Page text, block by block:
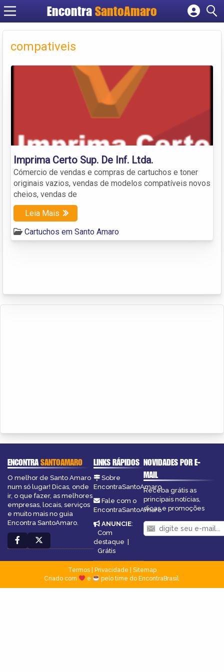
Encontra SantoAmaro
Cadastrar empresa
compativeis
Imprima Certo Sup. De Inf. Ltda.
Cómercio de vendas e compras de cartuchos e toner
originais vazios, vendas de modelos compatíveis novos
cheios, vendas de
Leia Mais
Cartuchos em Santo Amaro
ENCONTRASANTOAMARO
O melhor de Santo Amaro
num só lugar! Dicas, onde
ir, o que fazer, as melhores
empresas, locais, serviços
e muito mais no guia
Encontra SantoAmaro.
LINKS RÁPIDOS
Sobre
EncontraSantoAmaro
Fale com o
EncontraSantoAmaro
ANUNCIE:
Com
destaque |
Grátis
NOVIDADES POR E-
MAIL
Receba grátis as
principais notícias,
dicas e promoções
Termos| Privacidade
Sitemap
Criado com
e pelo time do EncontraBrasil